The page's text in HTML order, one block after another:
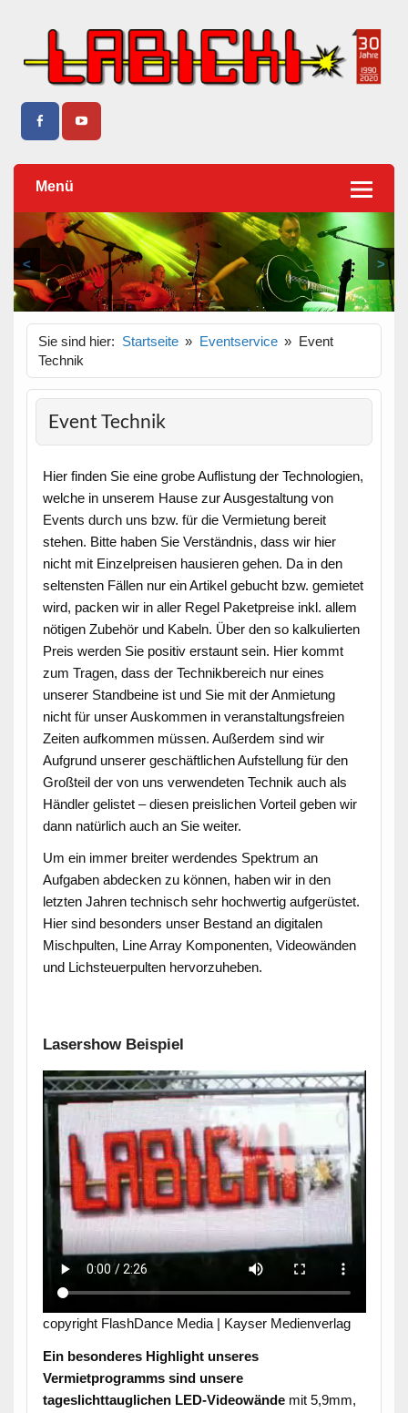
Musikhaus Labicki
Sound, Casebau, Lichttechnik, Tontechnik und Vermietung
– Firma Labicki Elsterwerda seit 30 Jahren
Menü
< >
Sie sind hier: Startseite Eventservice
Event
Technik
Event Technik
Hier finden Sie eine grobe Auflistung der Technologien,
welche in unserem Hause zur Ausgestaltung von
Events durch uns bzw. für die Vermietung bereit
stehen. Bitte haben Sie Verständnis, dass wir hier
nicht mit Einzelpreisen hausieren gehen. Da in den
seltensten Fällen nur ein Artikel gebucht bzw. gemietet
wird, packen wir in aller Regel Paketpreise inkl. allem
nötigen Zubehör und Kabeln. Über den so kalkulierten
Preis werden Sie positiv erstaunt sein. Hier kommt
zum Tragen, dass der Technikbereich nur eines
unserer Standbeine ist und Sie mit der Anmietung
nicht für unser Auskommen in veranstaltungsfreien
Zeiten aufkommen müssen. Außerdem sind wir
Aufgrund unserer geschäftlichen Aufstellung für den
Großteil der von uns verwendeten Technik auch als
Händler gelistet – diesen preislichen Vorteil geben wir
dann natürlich auch an Sie weiter.
Um ein immer breiter werdendes Spektrum an
Aufgaben abdecken zu können, haben wir in den
letzten Jahren technisch sehr hochwertig aufgerüstet.
Hier sind besonders unser Bestand an digitalen
Mischpulten, Line Array Komponenten, Videowänden
und Lichsteuerpulten hervorzuheben.
Lasershow Beispiel
copyright FlashDance Media | Kayser Medienverlag
Ein besonderes Highlight unseres
Vermietprogramms sind unsere
tageslichttauglichen LED-Videowändemit 5,9mm,